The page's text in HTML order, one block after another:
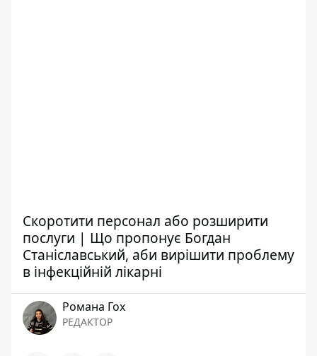
Скоротити персонал або розширити
послуги | Що пропонує Богдан
Станіславський, аби вирішити проблему
в інфекційній лікарні
Романа Гох
РЕДАКТОР